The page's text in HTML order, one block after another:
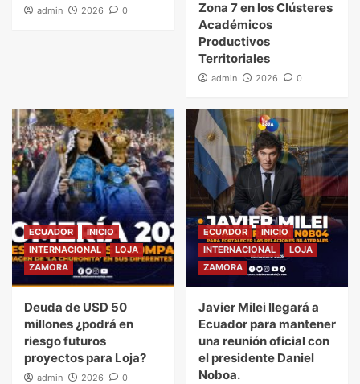
admin 2026 0
Zona 7 en los Clústeres
Académicos
Productivos
Territoriales
admin 2026 0
ECUADOR
INICIO
INTERNACIONAL
LOJA
ZAMORA
Deuda de USD 50
millones ¿podrá en
riesgo futuros
proyectos para Loja?
admin 2026 0
ECUADOR
INICIO
INTERNACIONAL
LOJA
ZAMORA
Javier Milei llegará a
Ecuador para mantener
una reunión oficial con
el presidente Daniel
Noboa.